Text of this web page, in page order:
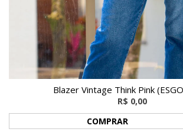
Blazer Vintage Think Pink
R$ 0,00
COMPRAR